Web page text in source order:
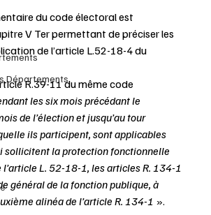
Départements
du code électoral est
V Ter permettant de préciser les
de l’article L.52-18-4 du
R.39-11 du même code
les six mois précédant le
de l’élection et jusqu’au tour
ils participent, sont applicables
sollicitent la protection fonctionnelle
l’article L. 52-18-1, les articles R. 134-1
général de la fonction publique, à
alinéa de l’article R. 134-1 ».